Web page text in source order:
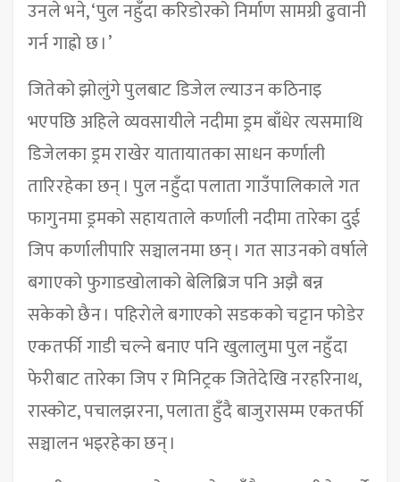
उनले भने, ‘पुल नहुँदा करिडोरको निर्माण सामग्री ढुवानी
गर्न गाह्रो छ ।’
जितेको झोलुंगे पुलबाट डिजेल ल्याउन कठिनाइ
भएपछि अहिले व्यवसायीले नदीमा ड्रम बाँधेर त्यसमाथि
डिजेलका ड्रम राखेर यातायातका साधन कर्णाली
तारिरहेका छन् । पुल नहुँदा पलाता गाउँपालिकाले गत
फागुनमा ड्रमको सहायताले कर्णाली नदीमा तारेका दुई
जिप कर्णालीपारि सञ्चालनमा छन् । गत साउनको वर्षाले
बगाएको फुगाडखोलाको बेलिब्रिज पनि अझै बन्न
सकेको छैन । पहिरोले बगाएको सडकको चट्टान फोडेर
एकतर्फी गाडी चल्ने बनाए पनि खुलालुमा पुल नहुँदा
फेरीबाट तारेका जिप र मिनिट्रक जितेदेखि नरहरिनाथ,
रास्कोट, पचालझरना, पलाता हुँदै बाजुरासम्म एकतर्फी
सञ्चालन भइरहेका छन् ।